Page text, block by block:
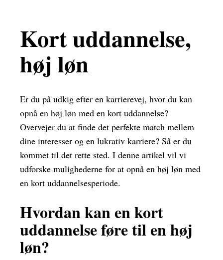
Kort uddannelse,
høj løn
Er du på udkig efter en karrierevej, hvor du kan
opnå en høj løn med en kort uddannelse?
Overvejer du at finde det perfekte match mellem
dine interesser og en lukrativ karriere? Så er du
kommet til det rette sted. I denne artikel vil vi
udforske mulighederne for at opnå en høj løn med
en kort uddannelsesperiode.
Hvordan kan en kort
uddannelse føre til en høj
løn?